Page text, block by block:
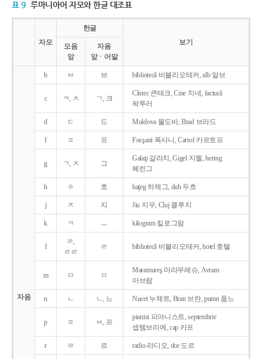
표 9 루마니아어 자모와 한글 대조표
자모
한글
보기
모음
앞
자음
앞ㆍ어말
자음
b ㅂ 브 bibliotecǎ 비블리오테커, alb 알브
c ㅋ, ㅊ ㄱ, 크
Cîntec 큰테크, Cine 치네, facturǎ
팍투러
d ㄷ 드 Moldova 몰도바, Brad 브라드
f ㅍ 프 Focşani 폭샤니, Cartof 카르토프
g ㄱ, ㅈ 그
Galaţi 갈라치, Gigel 지젤, hering
헤린그
h ㅎ 흐 haţeg 하체그, duh 두흐
j ㅈ 지 Jiu 지우, Cluj 클루지
k ㅋ ㅡ kilogram 킬로그람
l
ㄹ,
ㄹㄹ
ㄹ bibliotecǎ 비블리오테커, hotel 호텔
m ㅁ ㅁ
Maramureş 마라무레슈, Avram
아브람
n ㄴ ㄴ, 느 Nucet 누체트, Bran 브란, pumn 품느
p ㅍ ㅂ, 프
pianist 피아니스트, septembrie
셉템브리에, cap 카프
r ㄹ 르 radio 라디오, dor 도르